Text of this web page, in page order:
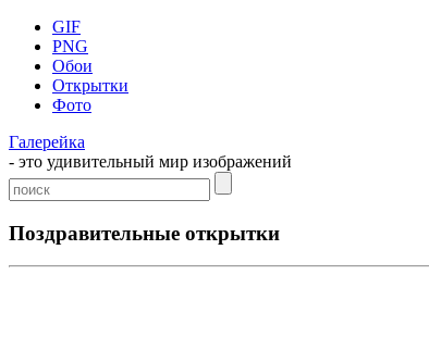
GIF
PNG
Обои
Открытки
Фото
Галерейка
- это удивительный мир изображений
Поздравительные открытки